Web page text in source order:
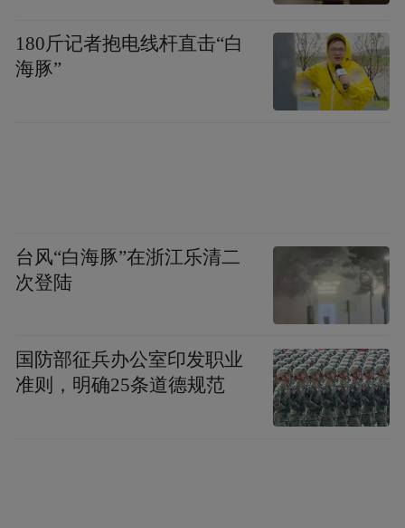
180斤记者抱电线杆直击“白
海豚”
台风“白海豚”在浙江乐清二
次登陆
国防部征兵办公室印发职业
准则，明确25条道德规范